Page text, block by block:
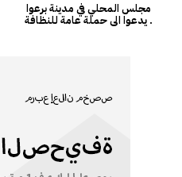
مجلس المحلي في مدينة برعوا
يدعوا الى حملة عامة للنظافة .